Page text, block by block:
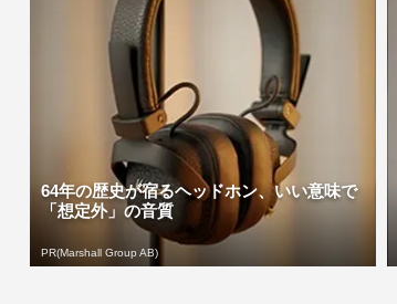
64年の歴史が宿るヘッドホン、いい意味で
「想定外」の音質
PR(Marshall Group AB)